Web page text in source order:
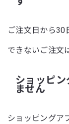
ご注文日から30
できないご注文
ショッピン
ません
ショッピングア